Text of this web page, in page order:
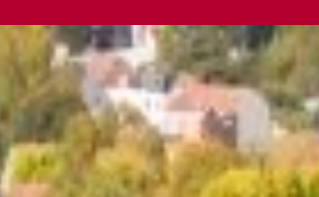
Barnes Brussels - Brabant